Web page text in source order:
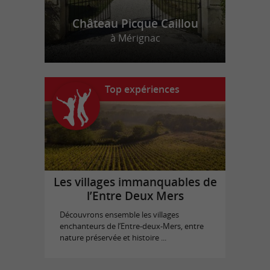
Château Picque Caillou
à Mérignac
Top expériences
Les villages immanquables de
l’Entre Deux Mers
Découvrons ensemble les villages
enchanteurs de l’Entre-deux-Mers, entre
nature préservée et histoire ...